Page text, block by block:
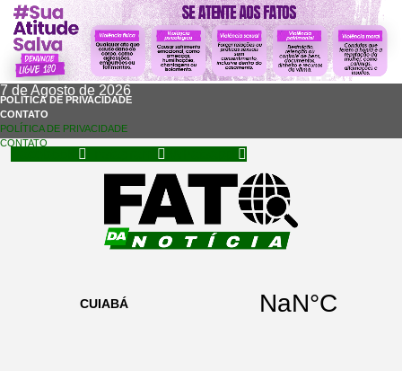
7 de Agosto de 2026
POLÍTICA DE PRIVACIDADE
CONTATO
POLÍTICA DE PRIVACIDADE
CONTATO